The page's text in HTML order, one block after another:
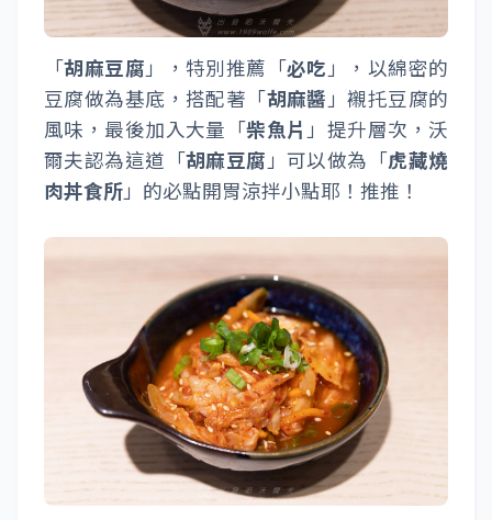
「胡麻豆腐」，特別推薦「必吃」，以綿密的
豆腐做為基底，搭配著「胡麻醬」襯托豆腐的
風味，最後加入大量「柴魚片 」提升層次，沃
爾夫認為這道「胡麻豆腐」可以做為「虎藏燒
肉丼食所」的必點開胃涼拌小點耶！推推！